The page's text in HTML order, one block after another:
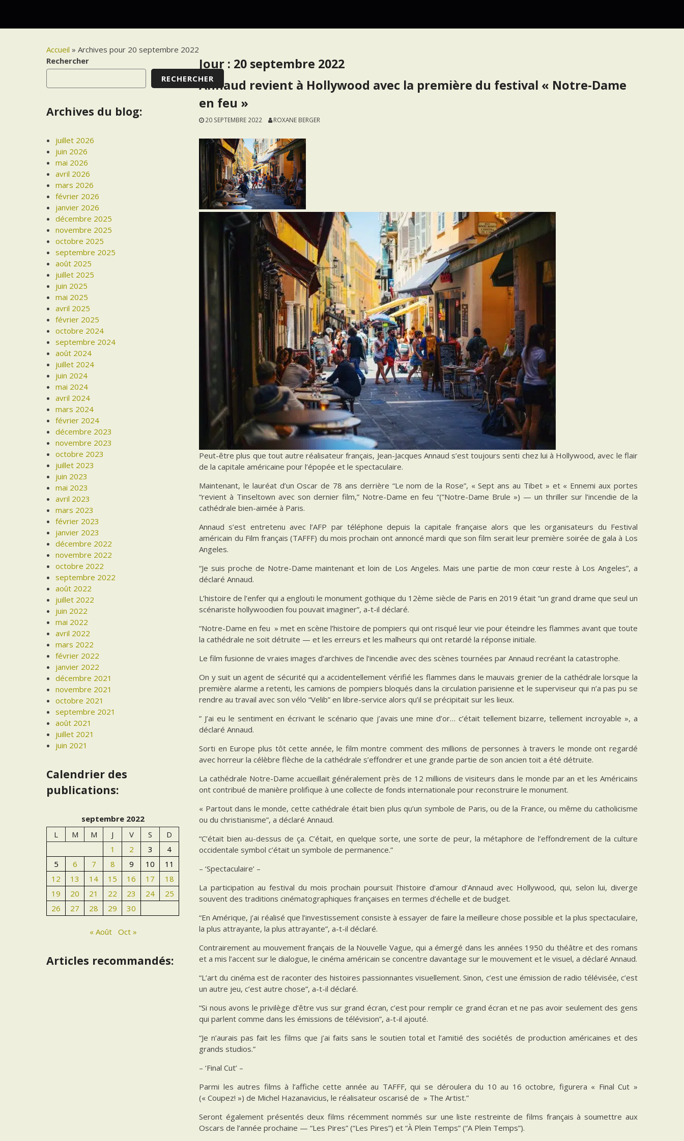
Accueil »Archives pour 20 septembre 2022
Jour : 20 septembre 2022
Annaud revient à Hollywood avec la première du festival « Notre-Dame
en feu »
20 SEPTEMBRE 2022 ROXANE BERGER
Peut-être plus que tout autre réalisateur français, Jean-Jacques Annaud s’est toujours senti chez lui à Hollywood, avec le flair
de la capitale américaine pour l’épopée et le spectaculaire.
Maintenant, le lauréat d’un Oscar de 78 ans derrière “Le nom de la Rose”, « Sept ans au Tibet » et « Ennemi aux portes
“revient à Tinseltown avec son dernier film,” Notre-Dame en feu “(”Notre-Dame Brule ») — un thriller sur l’incendie de la
cathédrale bien-aimée à Paris.
Annaud s’est entretenu avec l’AFP par téléphone depuis la capitale française alors que les organisateurs du Festival
américain du Film français (TAFFF) du mois prochain ont annoncé mardi que son film serait leur première soirée de gala à Los
Angeles.
“Je suis proche de Notre-Dame maintenant et loin de Los Angeles. Mais une partie de mon cœur reste à Los Angeles”, a
déclaré Annaud.
L’histoire de l’enfer qui a englouti le monument gothique du 12ème siècle de Paris en 2019 était “un grand drame que seul un
scénariste hollywoodien fou pouvait imaginer”, a-t-il déclaré.
“Notre-Dame en feu » met en scène l’histoire de pompiers qui ont risqué leur vie pour éteindre les flammes avant que toute
la cathédrale ne soit détruite — et les erreurs et les malheurs qui ont retardé la réponse initiale.
Le film fusionne de vraies images d’archives de l’incendie avec des scènes tournées par Annaud recréant la catastrophe.
On y suit un agent de sécurité qui a accidentellement vérifié les flammes dans le mauvais grenier de la cathédrale lorsque la
première alarme a retenti, les camions de pompiers bloqués dans la circulation parisienne et le superviseur qui n’a pas pu se
rendre au travail avec son vélo “Velib” en libre-service alors qu’il se précipitait sur les lieux.
” J’ai eu le sentiment en écrivant le scénario que j’avais une mine d’or… c’était tellement bizarre, tellement incroyable », a
déclaré Annaud.
Sorti en Europe plus tôt cette année, le film montre comment des millions de personnes à travers le monde ont regardé
avec horreur la célèbre flèche de la cathédrale s’effondrer et une grande partie de son ancien toit a été détruite.
La cathédrale Notre-Dame accueillait généralement près de 12 millions de visiteurs dans le monde par an et les Américains
ont contribué de manière prolifique à une collecte de fonds internationale pour reconstruire le monument.
« Partout dans le monde, cette cathédrale était bien plus qu’un symbole de Paris, ou de la France, ou même du catholicisme
ou du christianisme”, a déclaré Annaud.
“C’était bien au-dessus de ça. C’était, en quelque sorte, une sorte de peur, la métaphore de l’effondrement de la culture
occidentale symbol c’était un symbole de permanence.”
– ‘Spectaculaire’ –
La participation au festival du mois prochain poursuit l’histoire d’amour d’Annaud avec Hollywood, qui, selon lui, diverge
souvent des traditions cinématographiques françaises en termes d’échelle et de budget.
“En Amérique, j’ai réalisé que l’investissement consiste à essayer de faire la meilleure chose possible et la plus spectaculaire,
la plus attrayante, la plus attrayante”, a-t-il déclaré.
Contrairement au mouvement français de la Nouvelle Vague, qui a émergé dans les années 1950 du théâtre et des romans
et a mis l’accent sur le dialogue, le cinéma américain se concentre davantage sur le mouvement et le visuel, a déclaré Annaud.
“L’art du cinéma est de raconter des histoires passionnantes visuellement. Sinon, c’est une émission de radio télévisée, c’est
un autre jeu, c’est autre chose”, a-t-il déclaré.
“Si nous avons le privilège d’être vus sur grand écran, c’est pour remplir ce grand écran et ne pas avoir seulement des gens
qui parlent comme dans les émissions de télévision”, a-t-il ajouté.
“Je n’aurais pas fait les films que j’ai faits sans le soutien total et l’amitié des sociétés de production américaines et des
grands studios.”
– ‘Final Cut’ –
Parmi les autres films à l’affiche cette année au TAFFF, qui se déroulera du 10 au 16 octobre, figurera « Final Cut »
(« Coupez! ») de Michel Hazanavicius, le réalisateur oscarisé de » The Artist.”
Seront également présentés deux films récemment nommés sur une liste restreinte de films français à soumettre aux
Oscars de l’année prochaine — “Les Pires” (“Les Pires”) et “À Plein Temps” (“A Plein Temps”).
Rechercher
RECHERCHER
Archives du blog:
juillet 2026
juin 2026
mai 2026
avril 2026
mars 2026
février 2026
janvier 2026
décembre 2025
novembre 2025
octobre 2025
septembre 2025
août 2025
juillet 2025
juin 2025
mai 2025
avril 2025
février 2025
octobre 2024
septembre 2024
août 2024
juillet 2024
juin 2024
mai 2024
avril 2024
mars 2024
février 2024
décembre 2023
novembre 2023
octobre 2023
juillet 2023
juin 2023
mai 2023
avril 2023
mars 2023
février 2023
janvier 2023
décembre 2022
novembre 2022
octobre 2022
septembre 2022
août 2022
juillet 2022
juin 2022
mai 2022
avril 2022
mars 2022
février 2022
janvier 2022
décembre 2021
novembre 2021
octobre 2021
septembre 2021
août 2021
juillet 2021
juin 2021
Calendrier des
publications:
septembre 2022
L
M M J V S
D
1
2 3
4
5
6 7 8 9 10
11
12
13 14 15 16 17
18
19
20 21 22 23 24
25
26
27 28 29 30
« Août Oct »
Articles recommandés: